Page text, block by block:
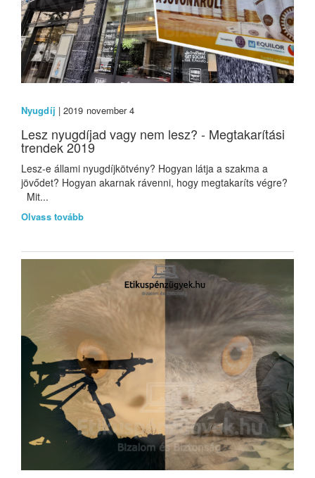
Nyugdíj | 2019 november 4
Lesz nyugdíjad vagy nem lesz? - Megtakarítási
trendek 2019
Lesz-e állami nyugdíjkötvény? Hogyan látja a szakma a
jövődet? Hogyan akarnak rávenni, hogy megtakaríts végre?
Mit...
Olvass tovább